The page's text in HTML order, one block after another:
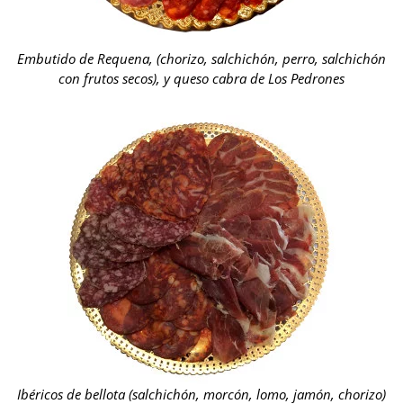
Embutido de Requena, (chorizo, salchichón, perro, salchichón
con frutos secos), y queso cabra de Los Pedrones
Ibéricos de bellota (salchichón, morcón, lomo, jamón, chorizo)